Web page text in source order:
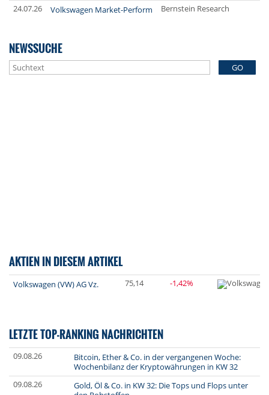
24.07.26
Volkswagen Market-Perform Bernstein Research
NEWSSUCHE
GO
AKTIEN IN DIESEM ARTIKEL
Volkswagen (VW) AG Vz. 75,14 -1,42%
LETZTE TOP-RANKING NACHRICHTEN
09.08.26
Bitcoin, Ether & Co. in der vergangenen Woche:
Wochenbilanz der Kryptowährungen in KW 32
09.08.26
Gold, Öl & Co. in KW 32: Die Tops und Flops unter